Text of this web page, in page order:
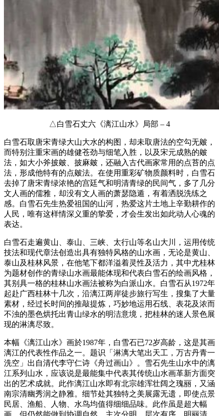
△白雪石丈六《漓江山水》局部 – 4
白雪石取唐宋青绿大山大水的构图，却未取唐法的空勾无皴，
而特别注重宋画的雄健苍劲与细笔入胜，以及宋元成熟的皴
法，如大小斧披皴、披麻皴，还融入古代画家常用的点苔的点
法，形成他特有的点皴法。在使用重彩矿物质颜料时，白雪石
去掉了唐宋青绿浓艳的宫廷气和明清青绿的民间气，多了几分
文人画的儒雅，却没有文人画的萧瑟隐遁，有着洒脱洗练之
感。白雪石先生热爱祖国的山河，热爱这片土地上辛勤耕作的
人民，唯有这样情深义重的挚爱，才会生发出如此动人心魂的
表达。
白雪石走遍黄山、泰山、三峡、太行山等名山大川，运用传统
技法和现代章法创造出具有独特风格的山水画，无论是黄山、
泰山及桂林风景，在他笔下都洋溢着灵性及活力，其中尤桂林
为题材创作的青绿山水画最能体现和代表白雪石的绘画风格，
其别具一格的桂林山水画法被称为白派山水。白雪石从1972年
起赴广西桂林十几次，沿漓江两岸徒步旅行写生，搜集了大量
素材，经过长时间的推敲提炼，巧妙地运用石线、表花及浓而
不浊的墨色烘托出青山绿水的明洁意境，把桂林的迷人景色展
现的淋漓尽致。
本幅《漓江山水》画於1987年，白雪石已72岁高龄，这是其画
漓江的代表性作品之一。题识「淋漓大笔出天工，万古丹青一
洗空」出自清代李守仁诗《舟过画山》。雪石先生山水中的漓
江系列山水，应该说是最能集中代表其传统山水画革新方面突
出的艺术成就。此作漓江山水即有北宗雄浑壮阔之瑰丽，又涵
南宗清幽秀润之静雅。细节处其独特之美展露无遗，即使点景
民居、渔船、人物、水鸟均值得细细品味。此作虽是超大幅
画，但仍然能做到协调自然，主次分明，层次有序，明丽清